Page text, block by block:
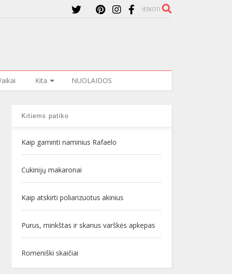
IEŠKOTI
Kita NUOLAIDOS
Kitiems patiko
Kaip gaminti naminius Rafaelo
Cukinijų makaronai
Kaip atskirti poliarizuotus akinius
Purus, minkštas ir skanus varškės apkepas
Romėniški skaičiai